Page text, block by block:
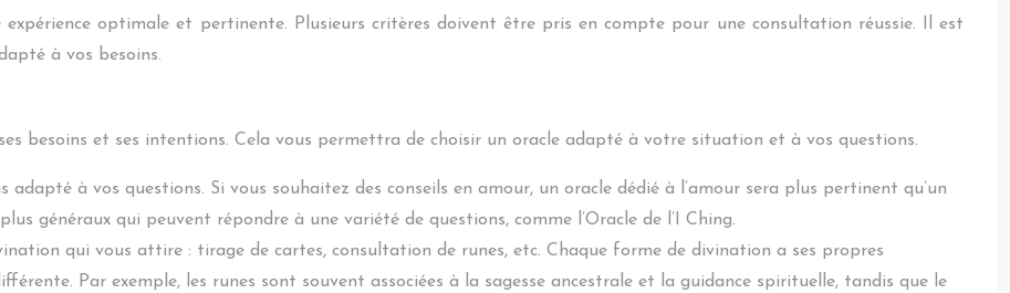
optimale et pertinente. Plusieurs critères doivent être pris en compte pour une consultation réussie. Il est
à vos besoins.
besoins et ses intentions. Cela vous permettra de choisir un oracle adapté à votre situation et à vos questions.
adapté à vos questions. Si vous souhaitez des conseils en amour, un oracle dédié à l’amour sera plus pertinent qu’un
généraux qui peuvent répondre à une variété de questions, comme l’Oracle de l’I Ching.
qui vous attire : tirage de cartes, consultation de runes, etc. Chaque forme de divination a ses propres
Par exemple, les runes sont souvent associées à la sagesse ancestrale et la guidance spirituelle, tandis que le